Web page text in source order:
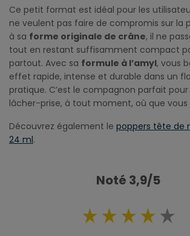
Ce petit format est idéal pour les
ne veulent pas faire de compromis sur la
à sa forme originale de crâne, il ne
tout en restant suffisamment compact
partout. Avec sa formule à l’amyl, vous
effet rapide, intense et durable dans un
pratique. C’est le compagnon parfait
lâcher-prise, à tout moment, où que vous
Découvrez également le poppers tête de
24 ml.
Noté 3,9/5